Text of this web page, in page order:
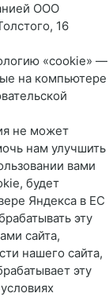
ООО
16
«cookie» —
на компьютере
не может
нам улучшить
вами
будет
Яндекса в ЕС
эту
сайта,
нашего сайта,
эту